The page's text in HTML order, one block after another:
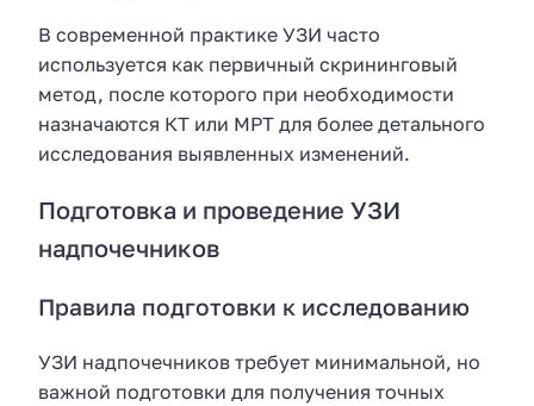
В современной практике УЗИ часто
используется как первичный скрининговый
метод, после которого при необходимости
назначаются КТ или МРТ для более детального
исследования выявленных изменений.
Подготовка и проведение УЗИ
надпочечников
Правила подготовки к исследованию
УЗИ надпочечников требует минимальной, но
важной подготовки для получения точных